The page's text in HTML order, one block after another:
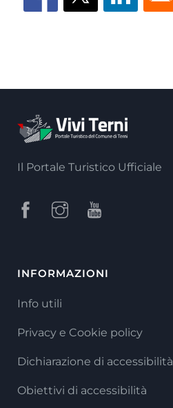
Il Portale Turistico Ufficiale
INFORMAZIONI
Info utili
Privacy e Cookie policy
Dichiarazione di accessibilità
Obiettivi di accessibilità